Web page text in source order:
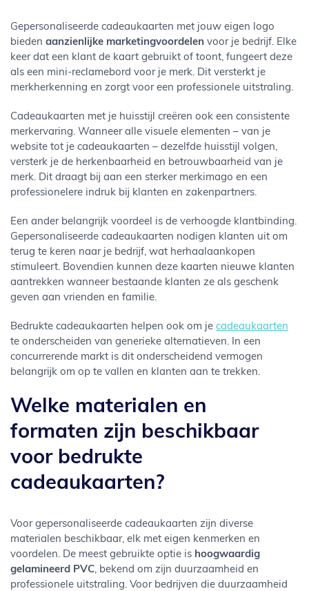
Gepersonaliseerde cadeaukaarten met jouw eigen logo
bieden aanzienlijke marketingvoordelen voor je bedrijf. Elke
keer dat een klant de kaart gebruikt of toont, fungeert deze
als een mini-reclamebord voor je merk. Dit versterkt je
merkherkenning en zorgt voor een professionele uitstraling.
Cadeaukaarten met je huisstijl creëren ook een consistente
merkervaring. Wanneer alle visuele elementen – van je
website tot je cadeaukaarten – dezelfde huisstijl volgen,
versterk je de herkenbaarheid en betrouwbaarheid van je
merk. Dit draagt bij aan een sterker merkimago en een
professionelere indruk bij klanten en zakenpartners.
Een ander belangrijk voordeel is de verhoogde klantbinding.
Gepersonaliseerde cadeaukaarten nodigen klanten uit om
terug te keren naar je bedrijf, wat herhaalaankopen
stimuleert. Bovendien kunnen deze kaarten nieuwe klanten
aantrekken wanneer bestaande klanten ze als geschenk
geven aan vrienden en familie.
Bedrukte cadeaukaarten helpen ook om je cadeaukaarten
te onderscheiden van generieke alternatieven. In een
concurrerende markt is dit onderscheidend vermogen
belangrijk om op te vallen en klanten aan te trekken.
Welke materialen en
formaten zijn beschikbaar
voor bedrukte
cadeaukaarten?
Voor gepersonaliseerde cadeaukaarten zijn diverse
materialen beschikbaar, elk met eigen kenmerken en
voordelen. De meest gebruikte optie is hoogwaardig
gelamineerd PVC, bekend om zijn duurzaamheid en
professionele uitstraling. Voor bedrijven die duurzaamheid